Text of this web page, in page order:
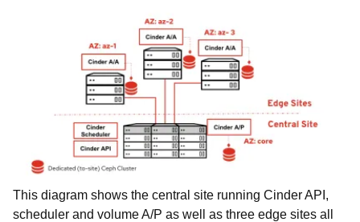
This diagram shows the central site running Cinder API,
scheduler and volume A/P as well as three edge sites all